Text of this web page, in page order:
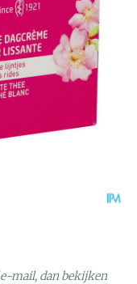
mail, dan bekijken